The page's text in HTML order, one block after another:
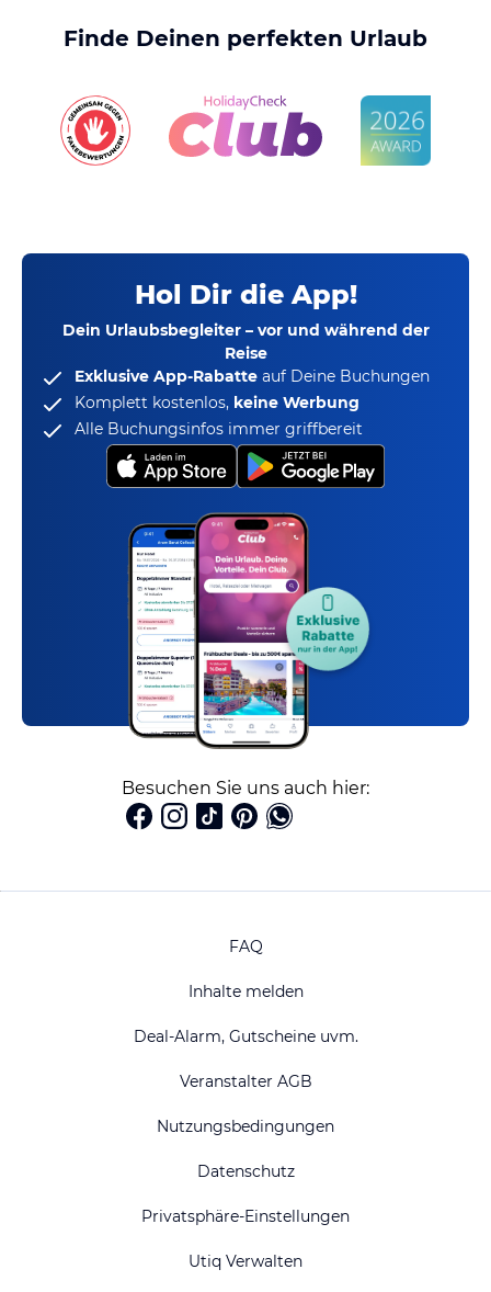
Finde Deinen perfekten Urlaub
Hol Dir die App!
Dein Urlaubsbegleiter – vor und während der
Reise
Exklusive App-Rabatte auf Deine Buchungen
Komplett kostenlos, keine Werbung
Alle Buchungsinfos immer griffbereit
Besuchen Sie uns auch hier:
FAQ
Inhalte melden
Deal-Alarm, Gutscheine uvm.
Veranstalter AGB
Nutzungsbedingungen
Datenschutz
Privatsphäre-Einstellungen
Utiq Verwalten